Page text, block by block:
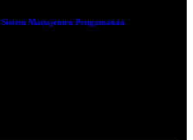
Manajemen Pengamanan